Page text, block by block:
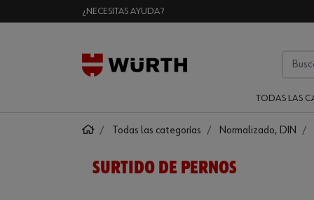
¿NECESITAS AYUDA?
TODAS LAS
Todas las categorías Normalizado, DIN
SURTIDO DE PERNOS